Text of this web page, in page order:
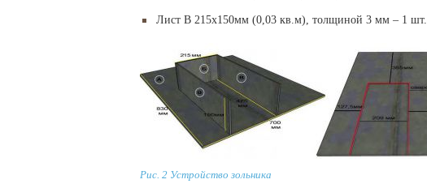
Лист В 215х150мм (0,03 кв.м), толщиной 3 мм – 1 шт.
Рис. 2 Устройство зольника